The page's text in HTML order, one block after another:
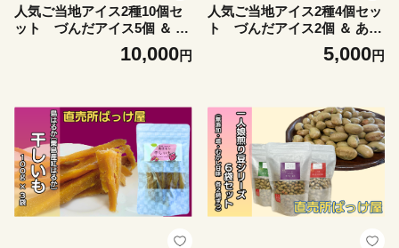
人気ご当地アイス2種10個セ
ット づんだアイス5個 ＆ あ
まどころミルクアイス5個
10,000円
人気ご当地アイス2種4個セッ
ト づんだアイス2個 ＆ あま
どころミルクアイス2個5,000円